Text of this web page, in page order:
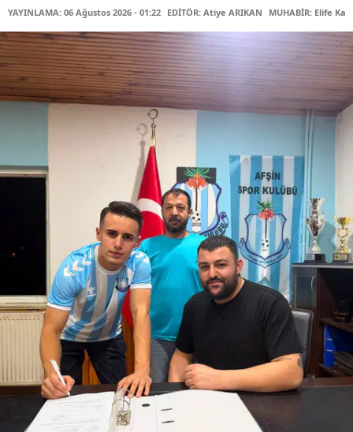
YAYINLAMA: 06 Ağustos 2026 - 01:22 EDİTÖR: Atiye ARIKAN MUHABİR: Elife